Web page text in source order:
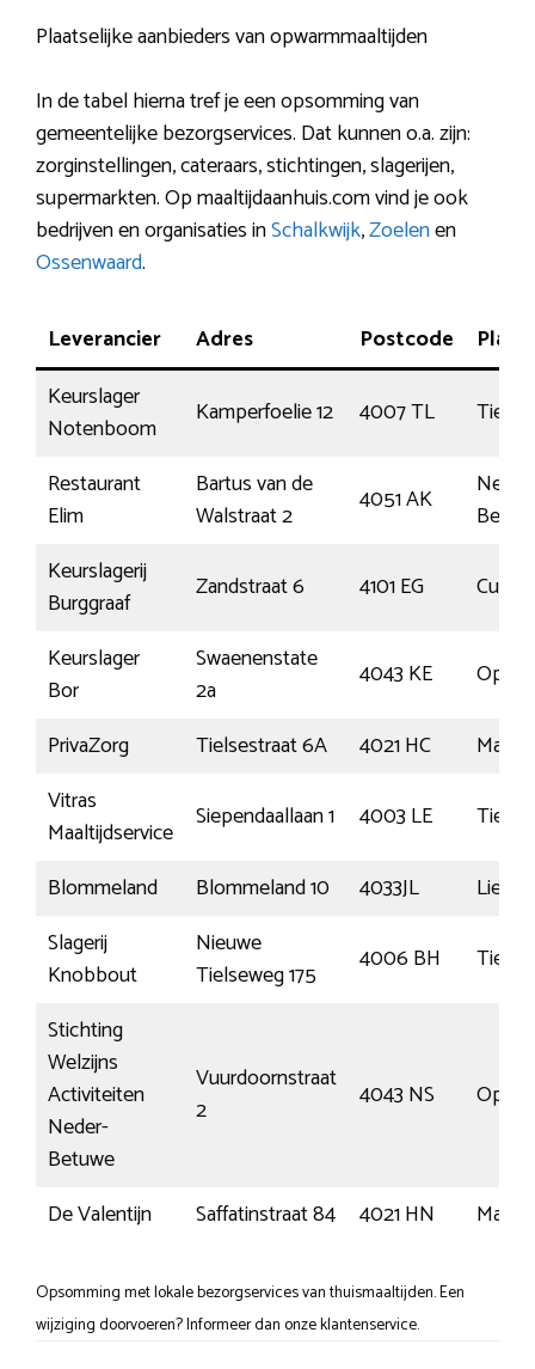
Plaatselijke aanbieders van opwarmmaaltijden
In de tabel hierna tref je een opsomming van
gemeentelijke bezorgservices. Dat kunnen o.a. zijn:
zorginstellingen, cateraars, stichtingen, slagerijen,
supermarkten. Op maaltijdaanhuis.com vind je ook
bedrijven en organisaties inSchalkwijk,Zoelenen
Ossenwaard.
Leverancier Adres Postcode
Plaats
Keurslager
Notenboom
Kamperfoelie 12 4007 TL
Tiel
Restaurant
Elim
Bartus van de
Walstraat 2
4051 AK
Keurslagerij
Burggraaf
Zandstraat 6 4101 EG
Keurslager
Bor
Swaenenstate
2a
4043 KE
PrivaZorg
Tielsestraat 6A 4021 HC
Maurik
Vitras
Maaltijdservice
Siependaallaan 1 4003 LE
Tiel
Blommeland
Blommeland 10 4033JL
Slagerij
Knobbout
Nieuwe
Tielseweg 175
4006 BH
Tiel
Stichting
Welzijns
Activiteiten
Neder-
Betuwe
Vuurdoornstraat
2
4043 NS
De Valentijn Saffatinstraat 84 4021 HN Maurik
Opsomming met lokale bezorgservices van thuismaaltijden. Een
wijziging doorvoeren? Informeer dan onze klantenservice.